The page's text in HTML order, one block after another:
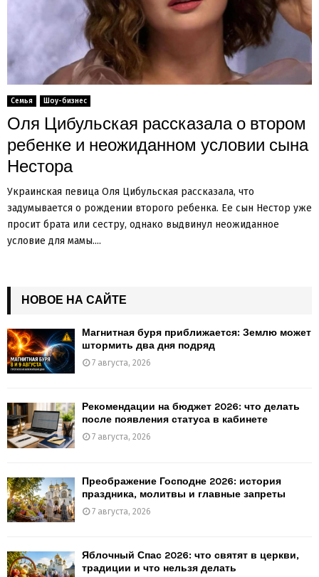
Семья Шоу-бизнес
Оля Цибульская рассказала о втором
ребенке и неожиданном условии сына
Нестора
Украинская певица Оля Цибульская рассказала, что
задумывается о рождении второго ребенка. Ее сын Нестор уже
просит брата или сестру, однако выдвинул неожиданное
условие для мамы....
НОВОЕ НА САЙТЕ
Магнитная буря приближается: Землю может
штормить два дня подряд
7 августа, 2026
Рекомендации на бюджет 2026: что делать
после появления статуса в кабинете
7 августа, 2026
Преображение Господне 2026: история
праздника, молитвы и главные запреты
7 августа, 2026
Яблочный Спас 2026: что святят в церкви,
традиции и что нельзя делать